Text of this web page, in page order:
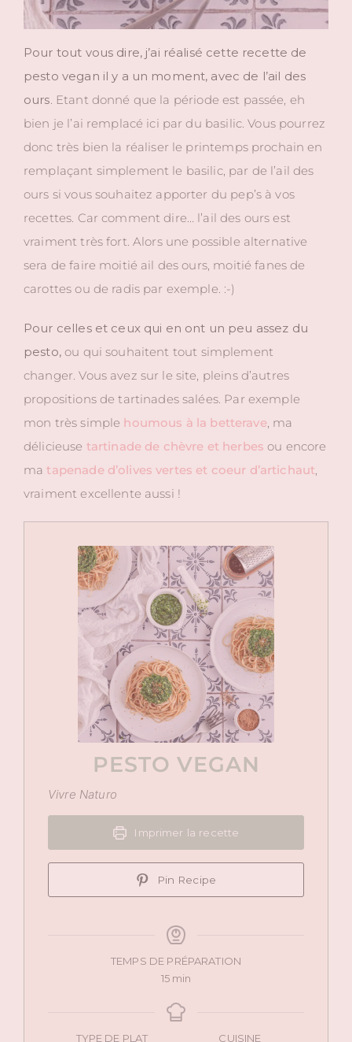
Pour tout vous dire, j’ai réalisé cette recette de
pesto vegan il y a un moment, avec de l’ail des
ours. Etant donné que la période est passée, eh
bien je l’ai remplacé ici par du basilic. Vous pourrez
donc très bien la réaliser le printemps prochain en
remplaçant simplement le basilic, par de l’ail des
ours si vous souhaitez apporter du pep’s à vos
recettes. Car comment dire… l’ail des ours est
vraiment très fort. Alors une possible alternative
sera de faire moitié ail des ours, moitié fanes de
carottes ou de radis par exemple. :-)
Pour celles et ceux qui en ont un peu assez du
pesto,ou qui souhaitent tout simplement
changer. Vous avez sur le site, pleins d’autres
propositions de tartinades salées. Par exemple
mon très simple houmous à la betterave, ma
délicieuse tartinade de chèvre et herbes ou encore
ma tapenade d’olives vertes et coeur d’artichaut,
vraiment excellente aussi !
PESTO VEGAN
Vivre Naturo
Imprimer la recette
Pin Recipe
TEMPS DE PRÉPARATION
15minutes
min
TYPE DE PLAT CUISINE